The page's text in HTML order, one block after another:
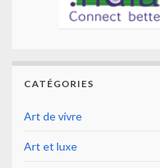
CATÉGORIES
Art de vivre
Art et luxe